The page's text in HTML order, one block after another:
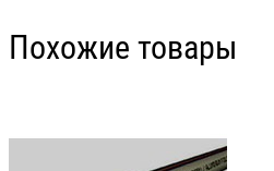
Похожие товары